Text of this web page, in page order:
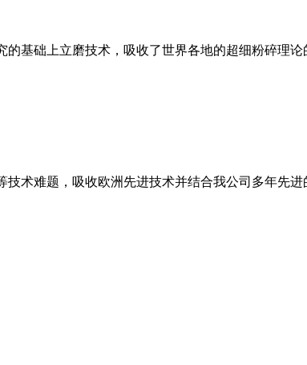
基础上立磨技术，吸收了世界各地的超细粉碎理
术难题，吸收欧洲先进技术并结合我公司多年先